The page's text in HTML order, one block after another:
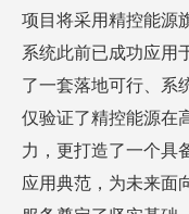
项目将采用精控能源
系统此前已成功应用
了一套落地可行、系
仅验证了精控能源在
力，更打造了一个具
应用典范，为未来面